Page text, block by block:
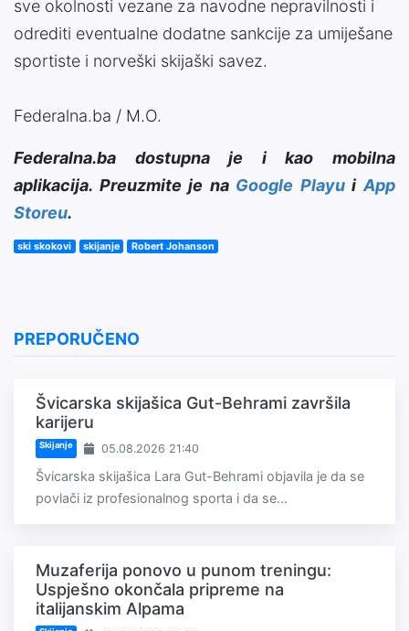
sve okolnosti vezane za navodne nepravilnosti i
odrediti eventualne dodatne sankcije za umiješane
sportiste i norveški skijaški savez.
Federalna.ba / M.O.
Federalna.ba dostupna je i kao mobilna
aplikacija. Preuzmite je na Google PlayuiApp
Storeu.
ski skokovi skijanje Robert Johanson
PREPORUČENO
Švicarska skijašica Gut-Behrami završila
karijeru
Skijanje 05.08.2026 21:40
Švicarska skijašica Lara Gut-Behrami objavila je da se
povlači iz profesionalnog sporta i da se...
Muzaferija ponovo u punom treningu:
Uspješno okončala pripreme na
italijanskim Alpama